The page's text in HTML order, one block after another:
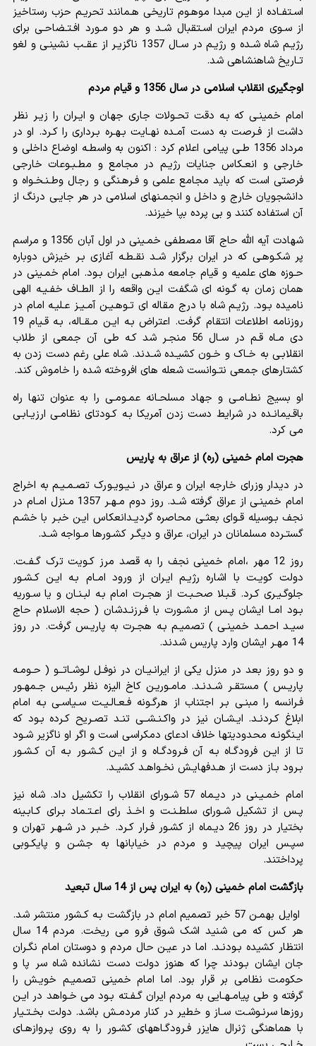
اسـتفـاده از ایـن مبدا موهـوم تاریخى هـمانند تحریـم حزب رستاخیز
از سـوى مردم ایران اسـتقبال شـد و هر دو مـورد افـتـضاحـى براى
رژیـم شاه شـده و رژیـم در سـال 1357 ناگزیـر از عقـب نشینـى و لغو
تـاریخ شاهنشاهى شد.
اوجگیری انقلاب اسلامی در سال 1356 و قیام مردم
امام خمینـى که بـه دقت تحـولات جارى جهان و ایـران را زیـر نظر
داشت از فـرصت به دست آمـده نهـایت بـهـره بـردارى را کـرد. او در
مرداد 1356 طـى پیامى اعلام کرد : اکنون به واسطـه اوضاع داخلى و
خارجى و انعـکاس جنایات رژیـم در مجامع و مطـبـوعات خارجى
فرصتى است که باید مجامع علمى و فـرهـنگى و رجال وطـنـخـواه و
دانشجویان خارج و داخل و انجمـنهاى اسلامى در هر جایـى درنگ از
آن استفاده کنند و بى پرده بپا خیزند.
شهادت آیه الله حاج آقا مصطفى خمـینى در اول آبان 1356 و مراسم
پر شکـوهـى که در ایران برگزار شـد نقـطـه آغازى بـر خیزش دوباره
حـوزه هاى علمیه و قیام جامعه مذهـبى ایران بـود. امام خمـینى در
همان زمان به گـونه اى شگفت ایـن واقعه را از الطـاف خفـیـه الهى
نامیده بـود. رژیـم شاه با درج مقاله اى تـوهـیـن آمـیـز عـلیـه امام در
روزنامه اطلاعات انتقام گرفت. اعتراض بـه ایـن مـقـاله، بـه قـیام 19
دى مـاه قـم در سـال 56 منجـر شد کـه طى آن جمعى از طلاب
انقلابـى به خـاک و خـون کشیـده شـدند. شاه علی رغم دست زدن به
کشتارهاى جمعى نتـوانست شعله هاى افروخته شده را خاموش کند.
او بسیج نطـامـى و جهاد مسلحـانه عمـومـى را به عنوان تنها راه
باقـیمانـده در شرایط دست زدن آمریکا بـه کـودتاى نظامـى ارزیـابـى
مى کرد.
هجرت امام خمینی (ره) از عراق به پاریس
در دیدار وزراى خارجه ایران و عراق در نـیـویـورک تصـمـیـم به اخراج
امام خمینـى از عراق گرفته شـد. روز دوم مـهـر 1357 مـنزل امـام در
نجف بـوسیله قـواى بعثـى محاصره گردیـدانعکاس ایـن خبـر با خشـم
گستـرده مسلمانان در ایران، عراق و دیگـر کشـورها مـواجه شـد.
روز 12 مهر ،امام خمینى نجف را به قصد مرز کـویت ترک گـفـت.
دولت کویـت با اشاره رژیـم ایـران از ورود امـام بـه ایـن کـشـور
جلوگـیـرى کـرد. قـبـلا صحـبـت از هجـرت امام بـه لبـنـان و یا سـوریه
بـود امـا ایشان پـس از مشـورت با فـرزنـدشان ( حجه الاسلام حاج
سیـد احمـد خمینـى ) تصمیـم بـه هجـرت به پاریـس گرفت. در روز
14 مهـر ایشان وارد پاریس شدند.
و دو روز بعد در منزل یکى از ایرانـیـان در نوفـل لـوشـاتــو ( حـومـه
پاریـس ) مستقـر شـدنـد. مامـوریـن کاخ الیزه نظر رئیـس جـمهـور
فـرانسه را مبنـى بـر اجتناب از هرگـونه فـعـالـیـت سـیاسـى بـه امام
ابلاغ کـردنـد. ایـشـان نیز در واکـنـشــى تنـد تصـریح کـرده بـود که
ایـنگونـه محدودیتها خلاف ادعاى دمکراسى است و اگر او ناگزیر شـود
تا از ایـن فرودگـاه بـه آن فـرودگـاه و از ایـن کـشـور بـه آن کـشـور
بـرود بـاز دست از هـدفهایـش نخـواهـد کشیـد.
امام خمـیـنى در دیـماه 57 شـوراى انقلاب را تکشیل داد. شاه نیز
پـس از تشکیل شـوراى سلطـنـت و اخـذ راى اعـتـماد بـراى کـابـینه
بختیار در روز 26 دیـماه از کشـور فـرار کـرد. خـبـر در شـهـر تهران و
سپـس ایران پیچید و مردم در خیابانها به جشـن و پایکـوبى
پرداختند.
بازگشت امام خمینی (ره) به ایران پس از 14 سال تبعید
اوایل بهمـن 57 خبر تصمیم امام در بازگشت بـه کـشور منتشر شد.
هر کس که مى شنید اشک شوق فرو مى ریخت. مردم 14 سال
انتظار کشیده بـودنـد. اما در عیـن حال مردم و دوستان امام نگـران
جان ایشان بـودند چرا که هنوز دولت دست نشانده شاه سر پا و
حکومت نظامى بر قرار بود. اما امام خمینى تصمیـم خویـش را
گرفته و طى پیامـهـایى به مردم ایران گـفـته بـود مى خـواهد در ایـن
روزها سرنـوشـت سـاز و خطیر در کنار مردمـش باشد. دولت بخـتـیار
با هماهنگى ژنرال هایزر فـرودگـاههاى کشـور را به روى پـروازهـاى